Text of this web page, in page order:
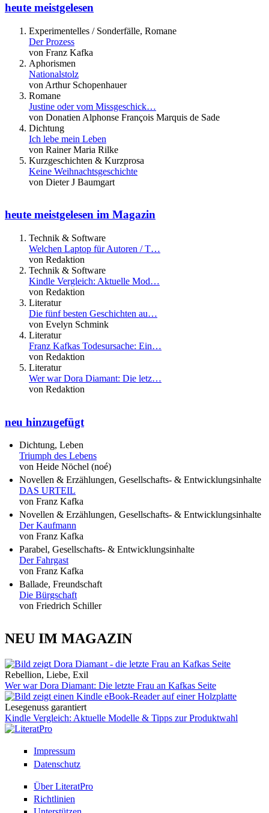
heute meistgelesen
Experimentelles / Sonderfälle, Romane
Der Prozess
von Franz Kafka
Aphorismen
Nationalstolz
von Arthur Schopenhauer
Romane
Justine oder vom Missgeschick…
von Donatien Alphonse François Marquis de Sade
Dichtung
Ich lebe mein Leben
von Rainer Maria Rilke
Kurzgeschichten & Kurzprosa
Keine Weihnachtsgeschichte
von Dieter J Baumgart
heute meistgelesen im Magazin
Technik & Software
Welchen Laptop für Autoren / T…
von Redaktion
Technik & Software
Kindle Vergleich: Aktuelle Mod…
von Redaktion
Literatur
Die fünf besten Geschichten au…
von Evelyn Schmink
Literatur
Franz Kafkas Todesursache: Ein…
von Redaktion
Literatur
Wer war Dora Diamant: Die letz…
von Redaktion
neu hinzugefügt
Dichtung, Leben
Triumph des Lebens
von Heide Nöchel (noé)
Novellen & Erzählungen, Gesellschafts- & Entwicklungsinhalte
DAS URTEIL
von Franz Kafka
Novellen & Erzählungen, Gesellschafts- & Entwicklungsinhalte
Der Kaufmann
von Franz Kafka
Parabel, Gesellschafts- & Entwicklungsinhalte
Der Fahrgast
von Franz Kafka
Ballade, Freundschaft
Die Bürgschaft
von Friedrich Schiller
NEU IM MAGAZIN
Rebellion, Liebe, Exil
Wer war Dora Diamant: Die letzte Frau an Kafkas Seite
Lesegenuss garantiert
Kindle Vergleich: Aktuelle Modelle & Tipps zur Produktwahl
Impressum
Datenschutz
Über LiteratPro
Richtlinien